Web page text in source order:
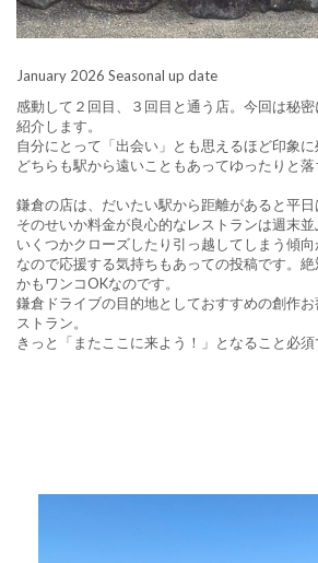
January 2026 Seasonal up date
感動して２回目、３回目と通う店。今回は秘
紹介します。
自分にとって「出会い」とも思えるほど印象
どちらも駅から遠いこともあってゆったりと落
鎌倉の店は、だいたい駅から距離があると平日
そのせいか料金が良心的なレストランは週末
いくつかクローズしたり引っ越してしまう傾向
なので応援する気持ちもあっての投稿です。
かもワンコOKなのです。
鎌倉ドライブの目的地としておすすめの創作
ストラン。
きっと「またここに来よう！」となること必須